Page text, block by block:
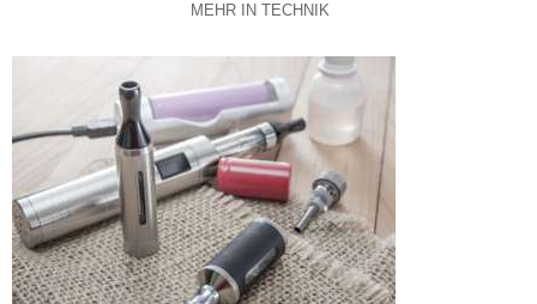
MEHR IN TECHNIK